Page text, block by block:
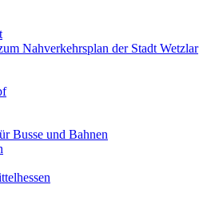
Nahverkehrsplan der Stadt Wetzlar
Busse und Bahnen